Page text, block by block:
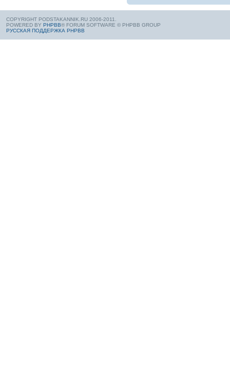
COPYRIGHT PODSTAKANNIK.RU 2006-2011.
POWERED BY PHPBB® FORUM SOFTWARE © PHPBB GROUP
РУССКАЯ ПОДДЕРЖКА PHPBB